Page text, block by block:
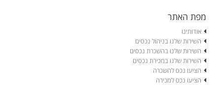
מפת האתר
אודותינו
השירות שלנו בניהול נכסים
השירות שלנו בהשכרת נכסים
השירות שלנו במכירת נכסים
הציעו נכס להשכרה
הציעו נכס למכירה